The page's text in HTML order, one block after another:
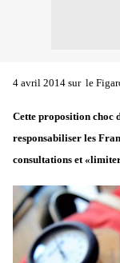
4 avril 2014 sur le
Cette proposition choc
responsabiliser les
consultations et